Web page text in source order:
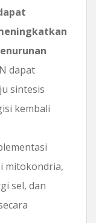
dapat
sintesis
kembali
mitokondria,
sel, dan